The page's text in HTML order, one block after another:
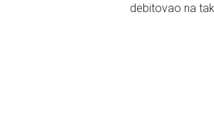
debitovao na